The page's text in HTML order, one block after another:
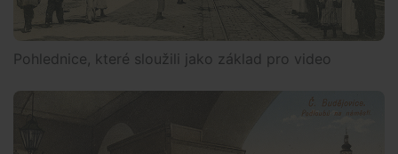
Pohlednice, které sloužili jako základ pro video